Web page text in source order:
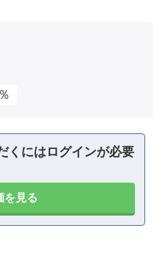
くにはログインが必要
を見る